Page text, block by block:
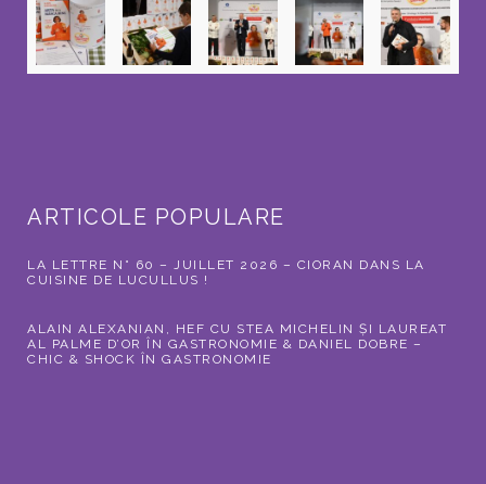
ARTICOLE POPULARE
LA LETTRE N° 60 – JUILLET 2026 – CIORAN DANS LA
CUISINE DE LUCULLUS !
ALAIN ALEXANIAN, HEF CU STEA MICHELIN ȘI LAUREAT
AL PALME D’OR ÎN GASTRONOMIE & DANIEL DOBRE –
CHIC & SHOCK ÎN GASTRONOMIE